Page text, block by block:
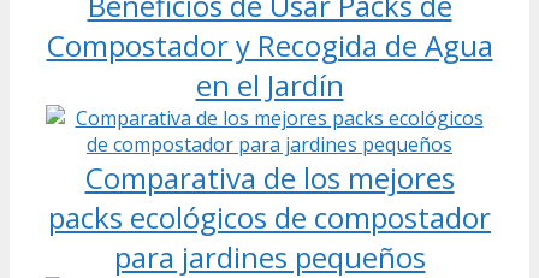
Compostador y Recogida de Agua
en el Jardín
Comparativa de los mejores
packs ecológicos de compostador
para jardines pequeños